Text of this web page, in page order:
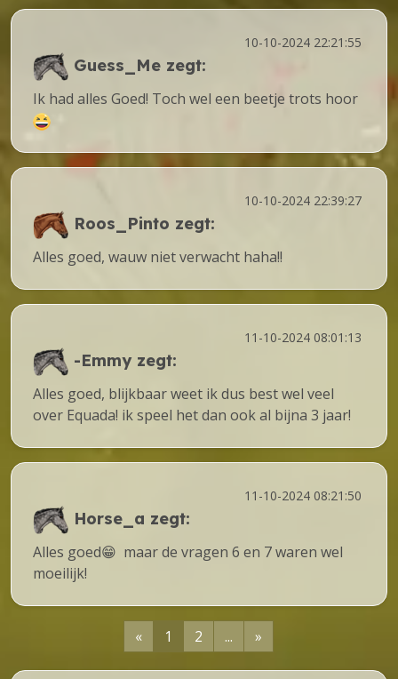
10-10-2024 22:21:55
Guess_Me zegt:
Ik had alles Goed! Toch wel een beetje trots hoor
10-10-2024 22:39:27
Roos_Pinto zegt:
Alles goed, wauw niet verwacht haha!!
11-10-2024 08:01:13
-Emmy zegt:
Alles goed, blijkbaar weet ik dus best wel veel
over Equada! ik speel het dan ook al bijna 3 jaar!
11-10-2024 08:21:50
Horse_a zegt:
Alles goed😁 maar de vragen 6 en 7 waren wel
moeilijk!
« 1 2 ... »